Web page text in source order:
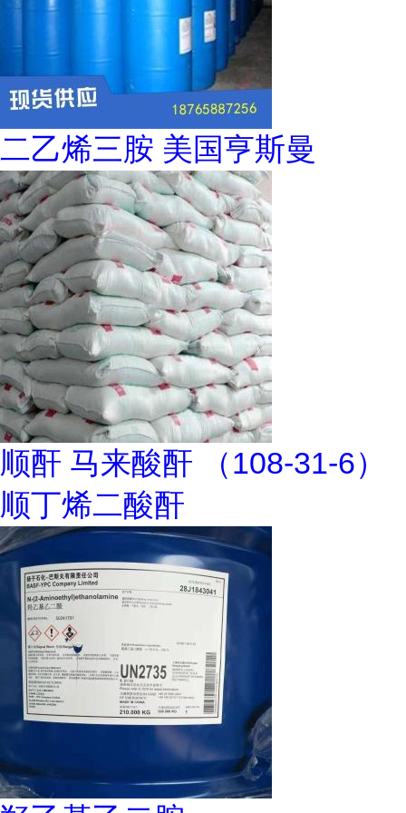
二乙烯三胺 美国亨斯曼
顺酐 马来酸酐 （108-31-6）
顺丁烯二酸酐